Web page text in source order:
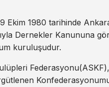
1980 tarihinde
Dernekler Kanununa
kuruluşudur.